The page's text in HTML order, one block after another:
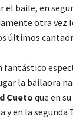
baile, en
otra vez
últimos
fantástico
la bailaora
Cueto que en
y en la segunda